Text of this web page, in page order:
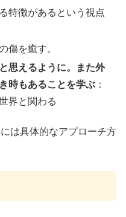
特徴があるという視点
傷を癒す。
思えるように。また外
時もあることを学ぶ ：
界と関わる
は具体的なアプローチ方